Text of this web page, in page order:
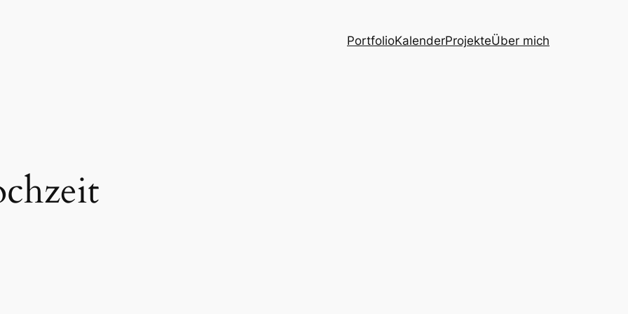
PortfolioKalenderProjekteÜber mich